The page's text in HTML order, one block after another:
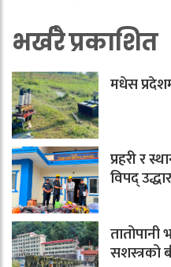
भर्खरै प्रकाशित
मधेस
प्रहरी र
विपद्
तातोपानी
सशस्त्रको